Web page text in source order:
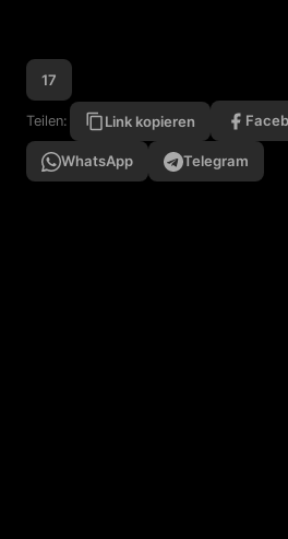
17
Teilen: Link kopieren
WhatsApp Telegram